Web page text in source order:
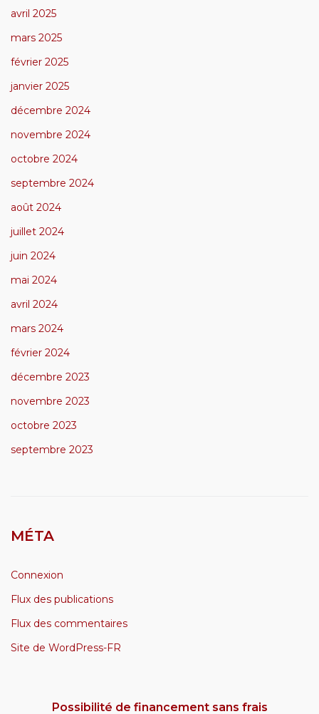
avril 2025
mars 2025
février 2025
janvier 2025
décembre 2024
novembre 2024
octobre 2024
septembre 2024
août 2024
juillet 2024
juin 2024
mai 2024
avril 2024
mars 2024
février 2024
décembre 2023
novembre 2023
octobre 2023
septembre 2023
MÉTA
Connexion
Flux des publications
Flux des commentaires
Site de WordPress-FR
Possibilité de financement sans frais